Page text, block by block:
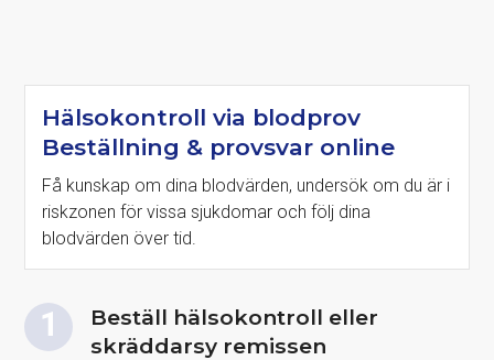
Hälsokontroll via blodprov
Beställning & provsvar online
Få kunskap om dina blodvärden, undersök om du är i
riskzonen för vissa sjukdomar och följ dina
blodvärden över tid.
Beställ hälsokontroll eller
skräddarsy remissen